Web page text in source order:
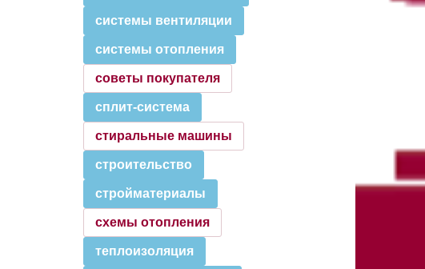
системы вентиляции
системы отопления
советы покупателя
сплит-система
стиральные машины
строительство
стройматериалы
схемы отопления
теплоизоляция